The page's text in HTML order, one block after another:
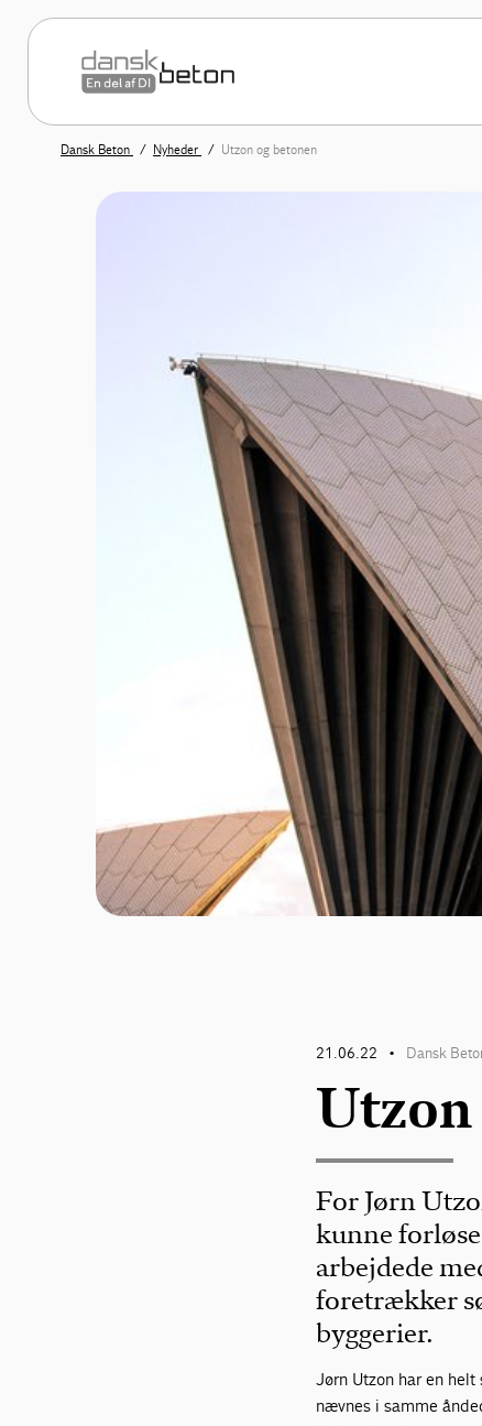
Dansk Beton Nyheder Utzon og betonen
21.06.22 • Dansk
Utzon
For Jørn
kunne
arbejdede
foretrækker
byggerier.
Jørn Utzon har en
nævnes i samme